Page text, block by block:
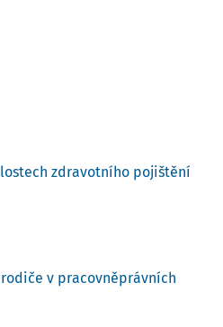
zdravotního pojištění
v pracovněprávních